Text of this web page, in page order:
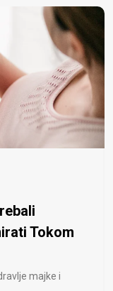
Tokom
majke i